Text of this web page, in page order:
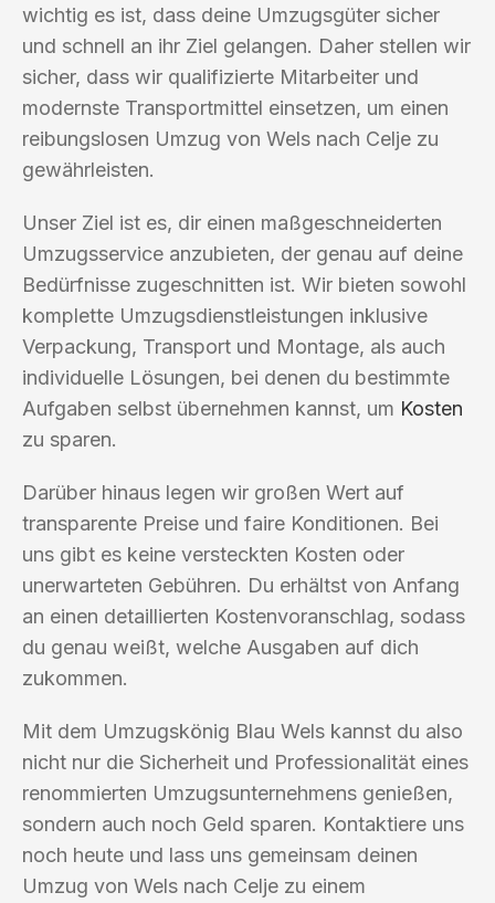
wichtig es ist, dass deine Umzugsgüter sicher
und schnell an ihr Ziel gelangen. Daher stellen wir
sicher, dass wir qualifizierte Mitarbeiter und
modernste Transportmittel einsetzen, um einen
reibungslosen Umzug von Wels nach Celje zu
gewährleisten.
Unser Ziel ist es, dir einen maßgeschneiderten
Umzugsservice anzubieten, der genau auf deine
Bedürfnisse zugeschnitten ist. Wir bieten sowohl
komplette Umzugsdienstleistungen inklusive
Verpackung, Transport und Montage, als auch
individuelle Lösungen, bei denen du bestimmte
Aufgaben selbst übernehmen kannst, um Kosten
zu sparen.
Darüber hinaus legen wir großen Wert auf
transparente Preise und faire Konditionen. Bei
uns gibt es keine versteckten Kosten oder
unerwarteten Gebühren. Du erhältst von Anfang
an einen detaillierten Kostenvoranschlag, sodass
du genau weißt, welche Ausgaben auf dich
zukommen.
Mit dem Umzugskönig Blau Wels kannst du also
nicht nur die Sicherheit und Professionalität eines
renommierten Umzugsunternehmens genießen,
sondern auch noch Geld sparen. Kontaktiere uns
noch heute und lass uns gemeinsam deinen
Umzug von Wels nach Celje zu einem